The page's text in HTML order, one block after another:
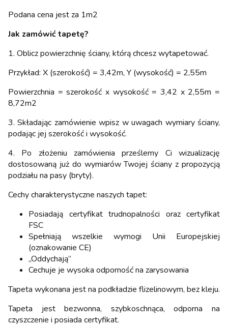
Podana cena jest za 1m2
Jak zamówić tapetę?
1. Oblicz powierzchnię ściany, którą chcesz wytapetować.
Przykład: X (szerokość) = 3,42m, Y (wysokość) = 2,55m
Powierzchnia = szerokość x wysokość = 3,42 x 2,55m =
8,72m2
3. Składając zamówienie wpisz w uwagach wymiary ściany,
podając jej szerokość i wysokość.
4. Po złożeniu zamówienia prześlemy Ci wizualizację
dostosowaną już do wymiarów Twojej ściany z propozycją
podziału na pasy (bryty).
Cechy charakterystyczne naszych tapet:
Posiadają certyfikat trudnopalności oraz certyfikat
FSC
Spełniają wszelkie wymogi Unii Europejskiej
(oznakowanie CE)
„Oddychają”
Cechuje je wysoka odporność na zarysowania
Tapeta wykonana jest na podkładzie flizelinowym, bez kleju.
Tapeta jest bezwonna, szybkoschnąca, odporna na
czyszczenie i posiada certyfikat.